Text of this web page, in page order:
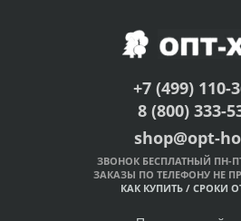
+7 (499) 110-
8 (800) 333-
shop@opt-
ЗВОНОК БЕСПЛАТНЫЙ ПН-
ЗАКАЗЫ ПО ТЕЛЕФОНУ НЕ
КАК КУПИТЬ / СРОКИ